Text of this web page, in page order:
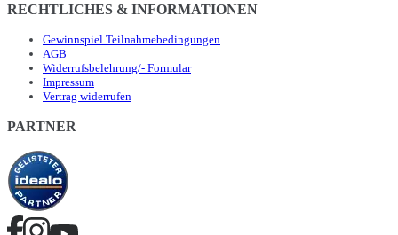
RECHTLICHES & INFORMATIONEN
Gewinnspiel Teilnahmebedingungen
AGB
Widerrufsbelehrung/- Formular
Impressum
Vertrag widerrufen
PARTNER